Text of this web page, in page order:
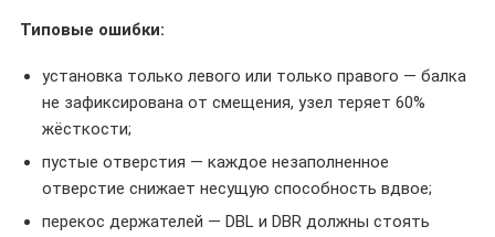
Типовые ошибки:
установка только левого или только правого — балка
не зафиксирована от смещения, узел теряет 60%
жёсткости;
пустые отверстия — каждое незаполненное
отверстие снижает несущую способность вдвое;
перекос держателей — DBL и DBR должны стоять